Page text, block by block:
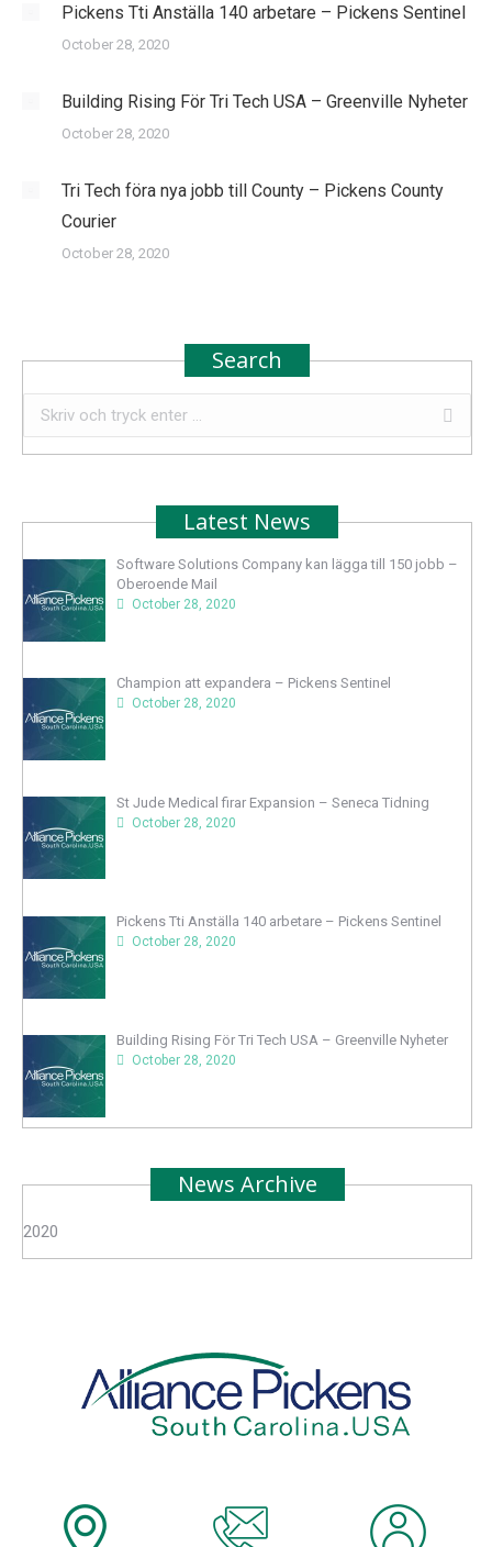
Pickens Tti Anställa 140 arbetare – Pickens Sentinel
October 28, 2020
Building Rising För Tri Tech USA – Greenville Nyheter
October 28, 2020
Tri Tech föra nya jobb till County – Pickens County
Courier
October 28, 2020
Search
Search:
Latest News
Software Solutions Company kan lägga till 150 jobb –
Oberoende Mail
October 28, 2020
Champion att expandera – Pickens Sentinel
October 28, 2020
St Jude Medical firar Expansion – Seneca Tidning
October 28, 2020
Pickens Tti Anställa 140 arbetare – Pickens Sentinel
October 28, 2020
Building Rising För Tri Tech USA – Greenville Nyheter
October 28, 2020
News Archive
2020